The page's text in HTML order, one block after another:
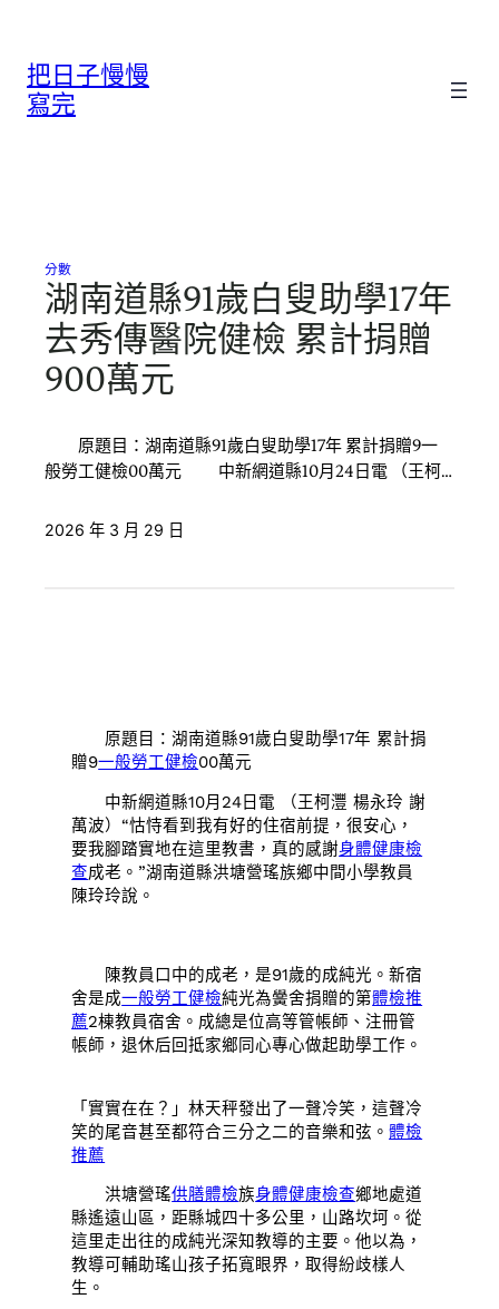
把日子慢慢
寫完
分數
湖南道縣91歲白叟助學17年
去秀傳醫院健檢 累計捐贈
900萬元
原題目：湖南道縣91歲白叟助學17年 累計捐贈9一
般勞工健檢00萬元 中新網道縣10月24日電 （王柯…
2026 年 3 月 29 日
原題目：湖南道縣91歲白叟助學17年 累計捐
贈9一般勞工健檢00萬元
中新網道縣10月24日電 （王柯灃 楊永玲 謝
萬波）“怙恃看到我有好的住宿前提，很安心，
要我腳踏實地在這里教書，真的感謝身體健康檢
查成老。”湖南道縣洪塘營瑤族鄉中間小學教員
陳玲玲說。
陳教員口中的成老，是91歲的成純光。新宿
舍是成一般勞工健檢純光為黌舍捐贈的第體檢推
薦2棟教員宿舍。成總是位高等管帳師、注冊管
帳師，退休后回抵家鄉同心專心做起助學工作。
「實實在在？」林天秤發出了一聲冷笑，這聲冷
笑的尾音甚至都符合三分之二的音樂和弦。體檢
推薦
洪塘營瑤供膳體檢族身體健康檢查鄉地處道
縣遙遠山區，距縣城四十多公里，山路坎坷。從
這里走出往的成純光深知教導的主要。他以為，
教導可輔助瑤山孩子拓寬眼界，取得紛歧樣人
生。